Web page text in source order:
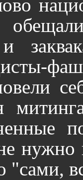
нужно
"сами,